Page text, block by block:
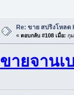
Re: ขาย สปริงโหลด
«ตอบกลับ #108 เมื่อ: กุ
ขายจานเ